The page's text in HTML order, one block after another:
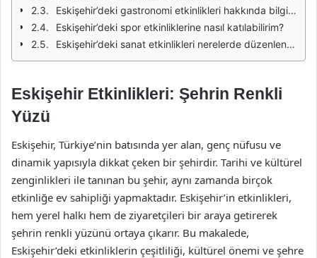
Eskişehir’deki gastronomi etkinlikleri hakkında bilgi alabilir miyim?
Eskişehir’deki spor etkinliklerine nasıl katılabilirim?
Eskişehir’deki sanat etkinlikleri nerelerde düzenleniyor?
Eskişehir Etkinlikleri: Şehrin Renkli
Yüzü
Eskişehir, Türkiye’nin batısında yer alan, genç nüfusu ve
dinamik yapısıyla dikkat çeken bir şehirdir. Tarihi ve kültürel
zenginlikleri ile tanınan bu şehir, aynı zamanda birçok
etkinliğe ev sahipliği yapmaktadır. Eskişehir’in etkinlikleri,
hem yerel halkı hem de ziyaretçileri bir araya getirerek
şehrin renkli yüzünü ortaya çıkarır. Bu makalede,
Eskişehir’deki etkinliklerin çeşitliliği, kültürel önemi ve şehre